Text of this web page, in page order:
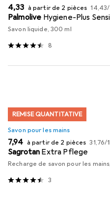
EUR
4,33 à partir de 2 pièces EUR
14,43/
Palmolive Hygiene-Plus
Savon liquide, 300 ml
8
REMISE QUANTITATIVE
Savon pour les mains
EUR
7,94 à partir de 2 pièces EUR
31,76/1l
Sagrotan Extra Pflege
Recharge de savon pour les
3